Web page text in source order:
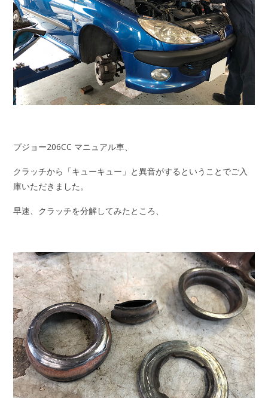
プジョー206CC マニュアル車、
クラッチから「キューキュー」と異音がするということでご入
庫いただきました。
早速、クラッチを分解してみたところ、